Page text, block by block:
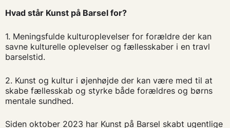
Hvad står Kunst på Barsel for?
1. Meningsfulde kulturoplevelser for forældre der kan
savne kulturelle oplevelser og fællesskaber i en travl
barselstid.
2. Kunst og kultur i øjenhøjde der kan være med til at
skabe fællesskab og styrke både forældres og børns
mentale sundhed.
Siden oktober 2023 har Kunst på Barsel skabt ugentlige